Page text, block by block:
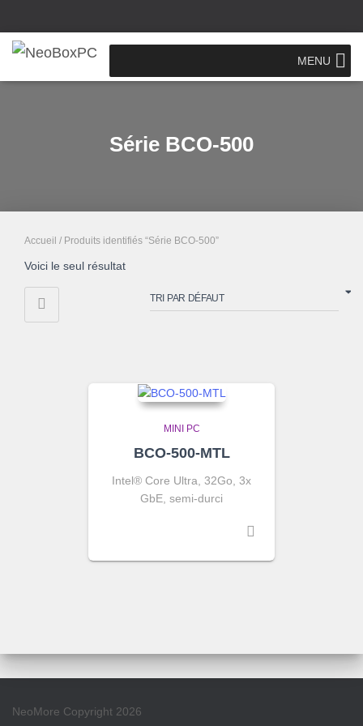
MENU
Série BCO-500
Accueil / Produits identifiés “Série BCO-500”
Voici le seul résultat
MINI PC
BCO-500-MTL
Intel® Core Ultra, 32Go, 3x
GbE, semi-durci
NeoMore Copyright 2026